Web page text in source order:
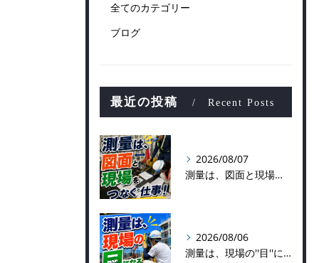
全てのカテゴリー
ブログ
最近の投稿 Recent Posts
2026/08/07
測量は、図面と現場をつなぐ仕事！
2026/08/06
測量は、現場の''目''になる仕事！？